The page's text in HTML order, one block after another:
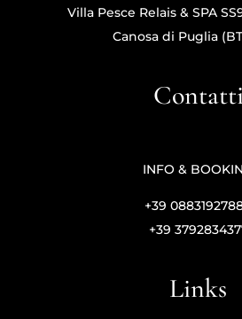
Villa Pesce Relais & SPA
Canosa di Puglia
Contatti
INFO &
+39
+39
Links